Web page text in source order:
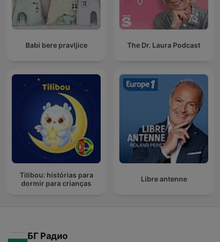
Babi bere pravljice The Dr. Laura Podcast
Tilibou: histórias para
dormir para crianças
Libre antenne
БГ Радио